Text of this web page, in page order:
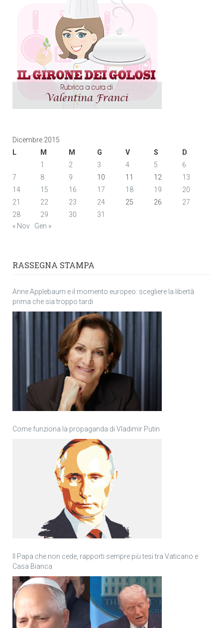
Dicembre 2015
L
M M G V S
D
1
2 3 4 5
6
7
8 9 10 11 12
13
14
15 16 17 18 19
20
21
22 23 24 25 26
27
28
29 30
31
« Nov
Gen »
RASSEGNA STAMPA
Anne Applebaum e il momento europeo: scegliere la libertà
prima che sia troppo tardi
Come funziona la propaganda di Vladimir Putin
Il Papa che non cede, rapporti sempre più tesi tra Vaticano e
Casa Bianca